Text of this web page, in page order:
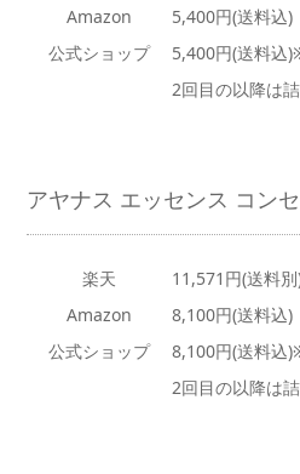
Amazon
5,400円(送料込)
公式ショップ
5,400円(送料込
2回目の以降は
アヤナス エッセンス コン
楽天
11,571円(送料
Amazon
8,100円(送料込)
公式ショップ
8,100円(送料込
2回目の以降は